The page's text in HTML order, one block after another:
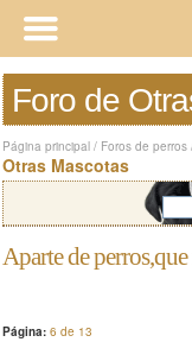
Foro de
Página principal / Foros de perros
Otras Mascotas
Aparte de perros,que
Página: 6 de 13